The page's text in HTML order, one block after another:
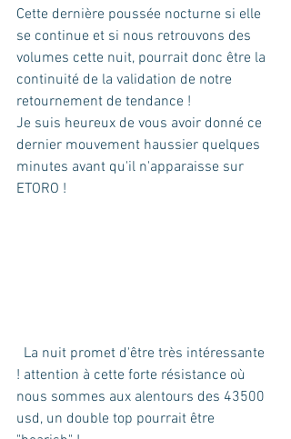
Cette dernière poussée nocturne si elle
se continue et si nous retrouvons des
volumes cette nuit, pourrait donc être la
continuité de la validation de notre
retournement de tendance !
Je suis heureux de vous avoir donné ce
dernier mouvement haussier quelques
minutes avant qu'il n'apparaisse sur
ETORO !
! attention à cette forte résistance où
nous sommes aux alentours des 43500
usd, un double top pourrait être